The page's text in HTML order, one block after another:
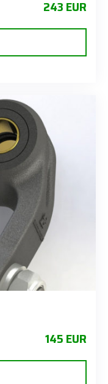
243 EUR
145 EUR